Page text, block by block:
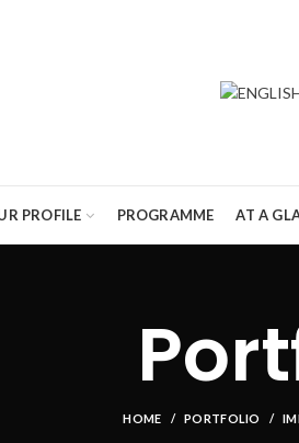
PROFILE PROGRAMME AT A
HOME PORTFOLIO